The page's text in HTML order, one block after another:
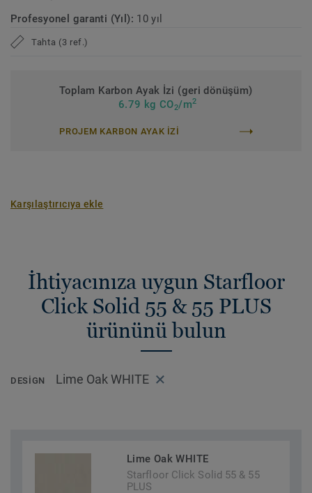
Profesyonel garanti (Yıl): 10 yıl
Tahta (3 ref.)
Toplam Karbon Ayak İzi (geri dönüşüm)
6.79 kg CO2/m2
PROJEM KARBON AYAK IZI
Karşılaştırıcıya ekle
İhtiyacınıza uygun Starfloor
Click Solid 55 & 55 PLUS
ürününü bulun
DESIGN Lime Oak WHITE
Lime Oak WHITE
Starfloor Click Solid 55 & 55
PLUS